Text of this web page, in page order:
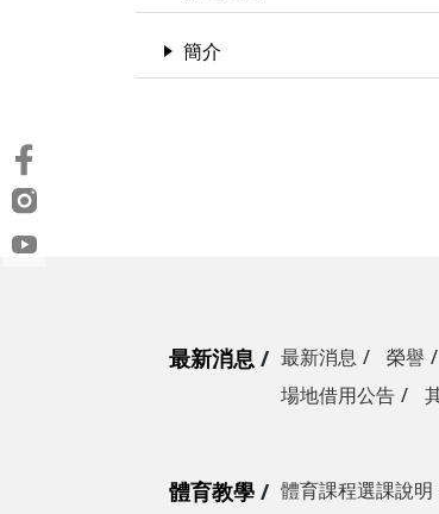
簡介
最新消息 最新消息 榮譽
場地借用公告
體育教學 體育課程選課說明